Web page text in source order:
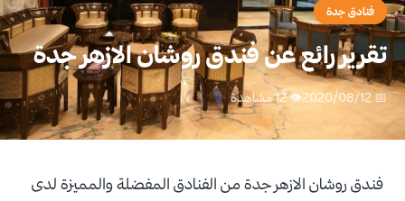
فنادق جدة
تقرير رائع عن فندق روشان الازهر جدة
📅 2020/08/12 👁 12 مشاهدة
فندق روشان الازهر جدة من الفنادق المفضلة والمميزة لدى